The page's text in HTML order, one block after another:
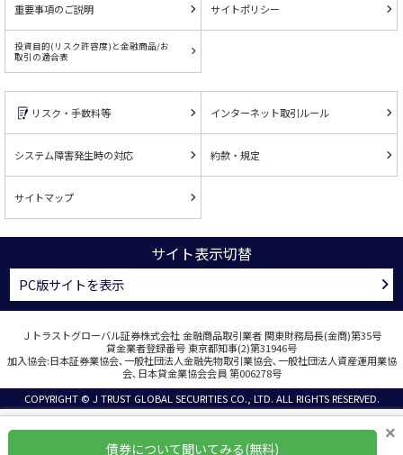
重要事項のご説明 サイトポリシー
投資目的(リスク許容度)と金融商品/お
取引の適合表
リスク・手数料等 インターネット取引ルール
システム障害発生時の対応 約款・規定
サイトマップ
サイト表示切替
PC版サイトを表示
Ｊトラストグローバル証券株式会社 金融商品取引業者 関東財務局長(金商)第35号
貸金業者登録番号 東京都知事(2)第31946号
加入協会:日本証券業協会､一般社団法人金融先物取引業協会､一般社団法人資産運用業協
会､日本貸金業協会会員 第006278号
COPYRIGHT © J TRUST GLOBAL SECURITIES CO., LTD. ALL RIGHTS RESERVED.
×
債券について聞いてみる(無料)